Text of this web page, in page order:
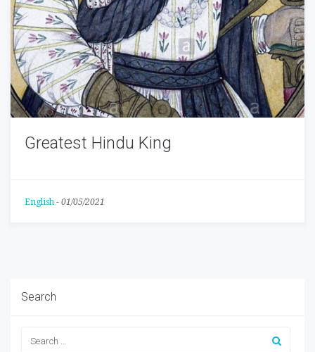
Greatest Hindu King
English - 01/05/2021
Search